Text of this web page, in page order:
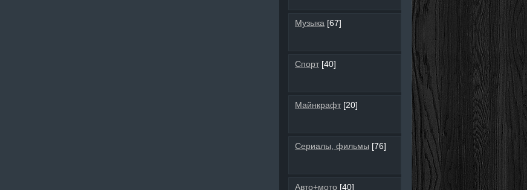
Музыка [67]
Спорт [40]
Майнкрафт [20]
Сериалы, фильмы [76]
Авто+мото [40]